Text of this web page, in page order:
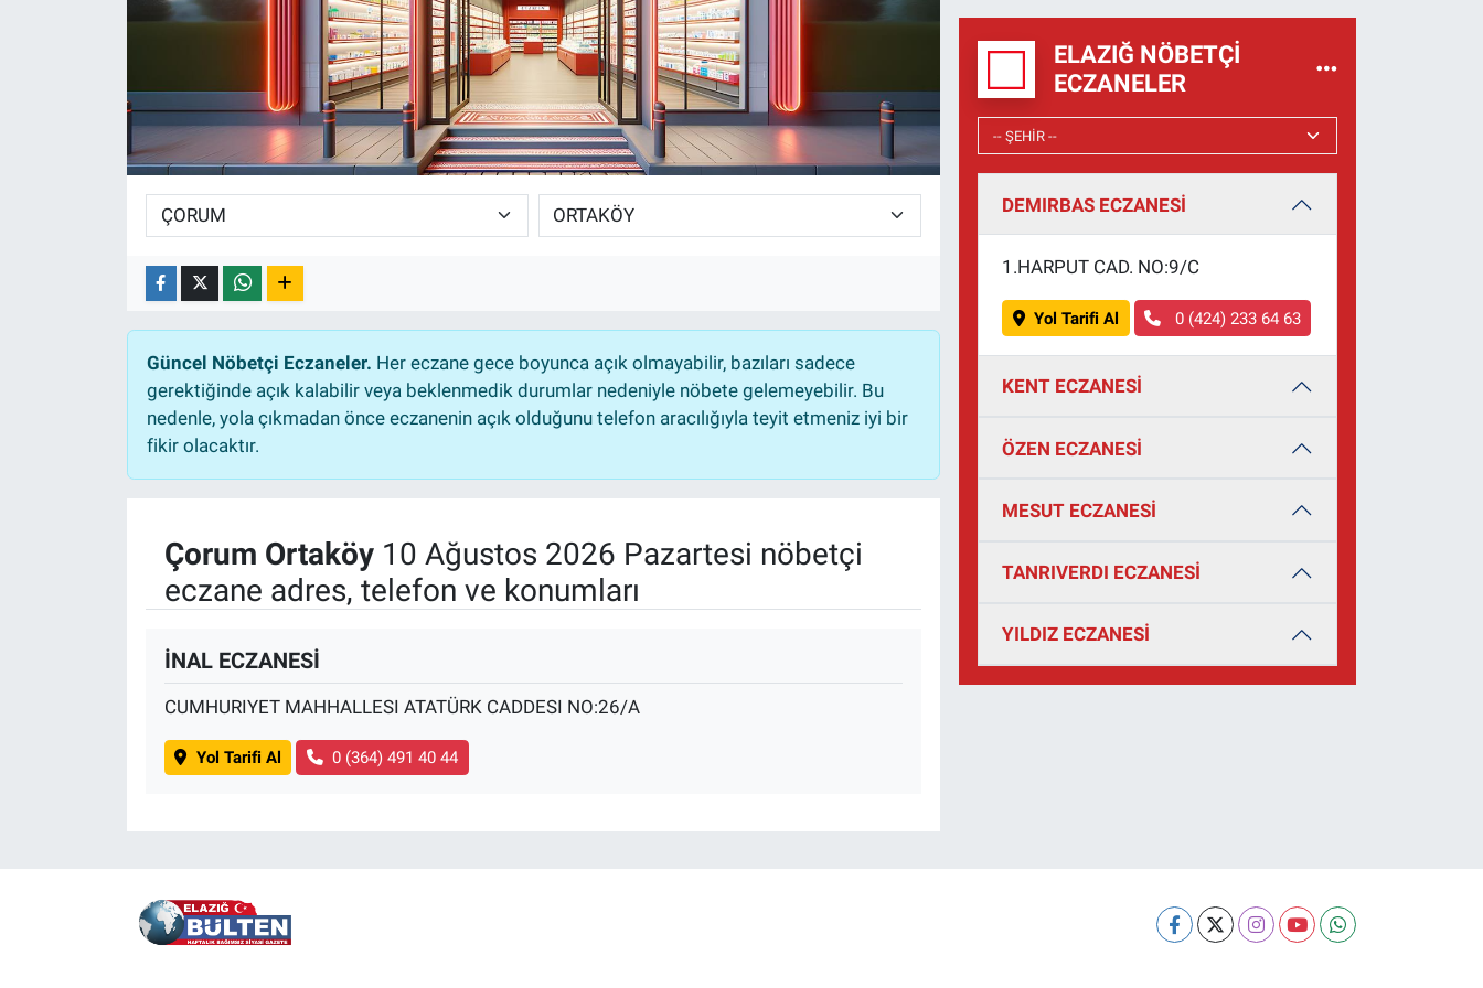
Güncel Nöbetçi Eczaneler. Her eczane gece boyunca açık olmayabilir, bazıları sadece
gerektiğinde açık kalabilir veya beklenmedik durumlar nedeniyle nöbete gelemeyebilir. Bu
nedenle, yola çıkmadan önce eczanenin açık olduğunu telefon aracılığıyla teyit etmeniz iyi bir
fikir olacaktır.
Çorum Ortaköy10 Ağustos 2026 Pazartesi nöbetçi
eczane adres, telefon ve konumları
İNAL ECZANESİ
CUMHURIYET MAHHALLESI ATATÜRK CADDESI NO:26/A
Yol Tarifi Al 0 (364) 491 40 44
ELAZIĞ NÖBETÇI
ECZANELER
DEMIRBAS ECZANESİ
1.HARPUT CAD. NO:9/C
Yol Tarifi Al 0 (424) 233 64 63
KENT ECZANESİ
ÖZEN ECZANESİ
MESUT ECZANESİ
TANRIVERDI ECZANESİ
YILDIZ ECZANESİ